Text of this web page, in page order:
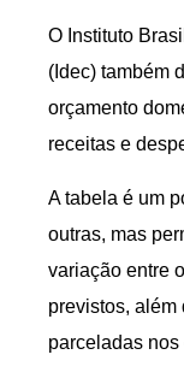
O Instituto
(Idec) também
orçamento
receitas e
A tabela é um
outras, mas
variação entre
previstos, além
parceladas nos